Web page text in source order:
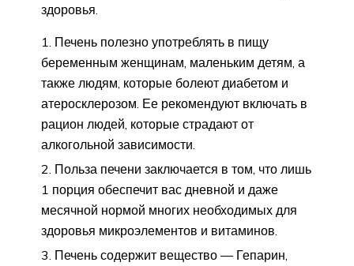
здоровья.
Печень полезно употреблять в пищу
беременным женщинам, маленьким детям, а
также людям, которые болеют диабетом и
атеросклерозом. Ее рекомендуют включать в
рацион людей, которые страдают от
алкогольной зависимости.
Польза печени заключается в том, что лишь
1 порция обеспечит вас дневной и даже
месячной нормой многих необходимых для
здоровья микроэлементов и витаминов.
Печень содержит вещество — Гепарин,